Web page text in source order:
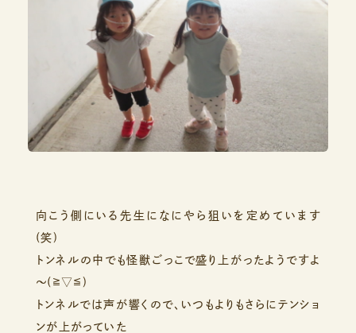
向こう側にいる先生になにやら狙いを定めています
(笑)
トンネルの中でも怪獣ごっこで盛り上がったようですよ
～(≧▽≦)
トンネルでは声が響くので、いつもよりもさらにテンショ
ンが上がっていた